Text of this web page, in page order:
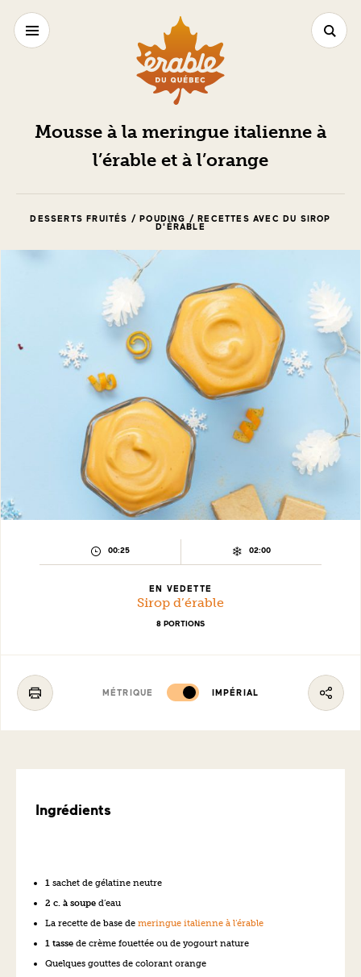
Mousse à la meringue italienne à
l’érable et à l’orange
DESSERTS FRUITÉS / POUDING / RECETTES AVEC DU SIROP
D'ÉRABLE
TEMPS
PRÉPARATION :
00:25 TEMPS
REFROIDISSEMENT :
02:00
EN VEDETTE
Sirop d’érable
8 PORTIONS
MÉTRIQUE IMPÉRIAL
Ingrédients
1 sachet de gélatine neutre
2 c. à soupe d’eau
La recette de base de meringue italienne à l’érable
1 tasse de crème fouettée ou de yogourt nature
Quelques gouttes de colorant orange